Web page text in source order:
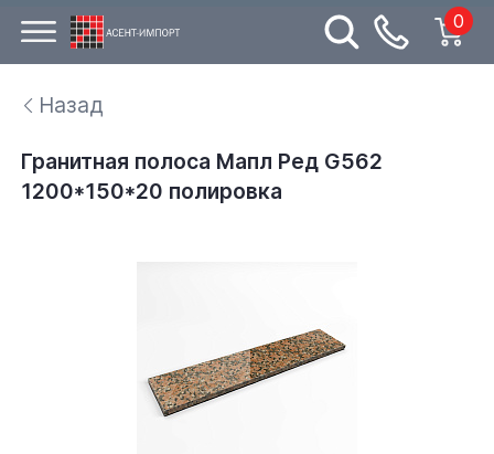
0
Назад
Гранитная полоса Мапл Ред G562
1200*150*20 полировка